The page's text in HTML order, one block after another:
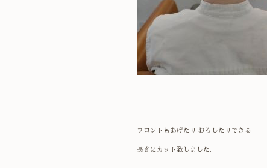
フロントもあげたり おろしたりできる
長さにカット致しました。